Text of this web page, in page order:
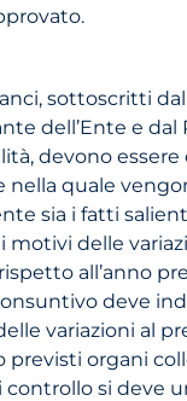
sottoscritti dal
dell’Ente e dal
devono essere
nella quale
sia i fatti
motivi delle
all’anno
deve
variazioni al
previsti organi
si deve